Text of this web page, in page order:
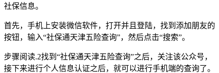
社保信息。
首先，手机上安装微信软件，打开并且登陆，找到添加朋友的
按钮，输入“社保通天津五险查询”，然后点击“搜索”。
步骤阅读.2找到“社保通天津五险查询”之后，关注该公众号，
接下来进行个人信息认证之后，就可以进行手机端的查询了。